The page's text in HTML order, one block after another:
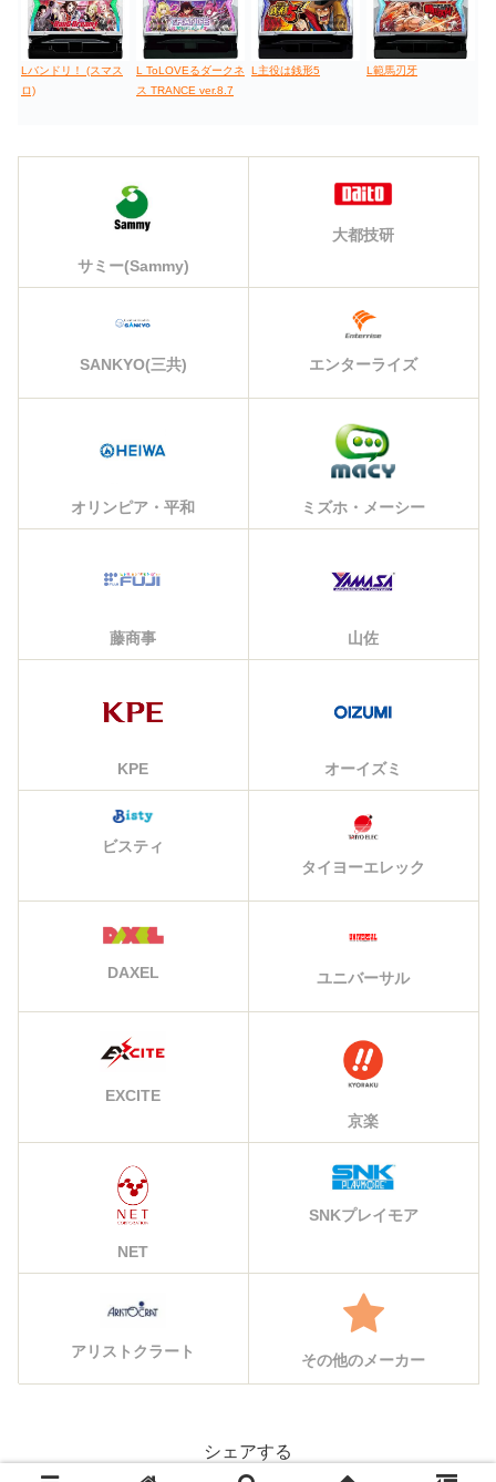
Lバンドリ！ (スマス
ロ)
L ToLOVEるダークネ
ス TRANCE ver.8.7
L主役は銭形5 L範馬刃牙
サミー(Sammy)
大都技研
SANKYO(三共) エンターライズ
オリンピア・平和 ミズホ・メーシー
藤商事 山佐
KPE オーイズミ
ビスティ
タイヨーエレック
DAXEL ユニバーサル
EXCITE
京楽
NET
SNKプレイモア
アリストクラート その他のメーカー
シェアする